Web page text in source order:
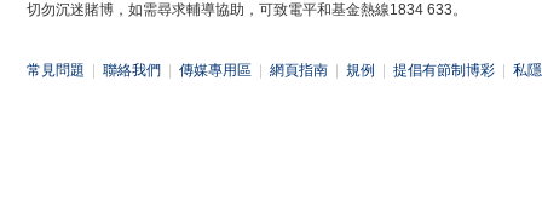
切勿沉迷賭博，如需尋求輔導協助，可致電平和基金熱線1834 633。
常見問題 聯絡我們 傳媒專用區 網頁指南 規例 提倡有節制博彩 私